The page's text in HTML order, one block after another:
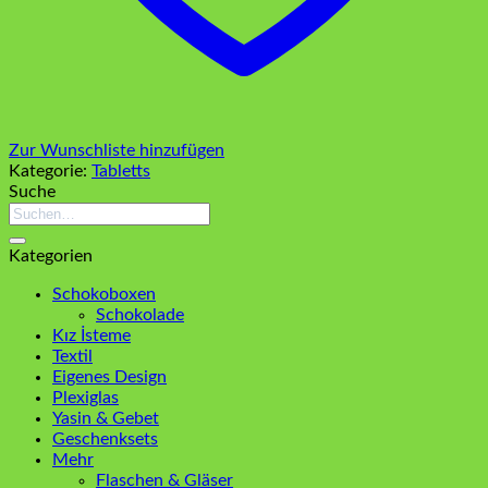
Zur Wunschliste hinzufügen
Kategorie: Tabletts
Suche
Suchen
Kategorien
Schokoboxen
Schokolade
Kız İsteme
Textil
Eigenes Design
Plexiglas
Yasin & Gebet
Geschenksets
Mehr
Flaschen & Gläser